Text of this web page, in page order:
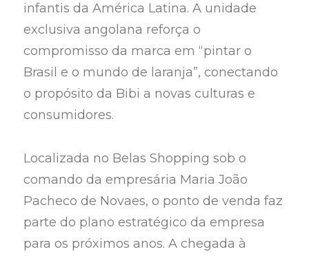
infantis da América Latina. A unidade
exclusiva angolana reforça o
compromisso da marca em “pintar o
Brasil e o mundo de laranja”, conectando
o propósito da Bibi a novas culturas e
consumidores.
Localizada no Belas Shopping sob o
comando da empresária Maria João
Pacheco de Novaes, o ponto de venda faz
parte do plano estratégico da empresa
para os próximos anos. A chegada à